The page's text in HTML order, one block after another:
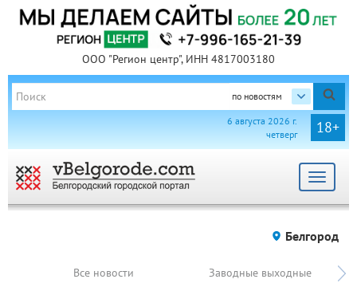
ООО "Регион центр", ИНН 4817003180
по новостям
18+
6 августа 2026 г.
четверг
Toggle
Белгород
Все новости Заводные выходные